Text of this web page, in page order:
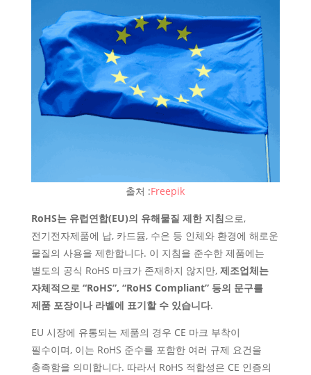
출처 :Freepik
RoHS는 유럽연합(EU)의 유해물질 제한 지침으로,
전기전자제품에 납, 카드뮴, 수은 등 인체와 환경에 해로운
물질의 사용을 제한합니다. 이 지침을 준수한 제품에는
별도의 공식 RoHS 마크가 존재하지 않지만, 제조업체는
자체적으로 “RoHS”, “RoHS Compliant” 등의 문구를
제품 포장이나 라벨에 표기할 수 있습니다.
EU 시장에 유통되는 제품의 경우 CE 마크 부착이
필수이며, 이는 RoHS 준수를 포함한 여러 규제 요건을
충족함을 의미합니다. 따라서 RoHS 적합성은 CE 인증의